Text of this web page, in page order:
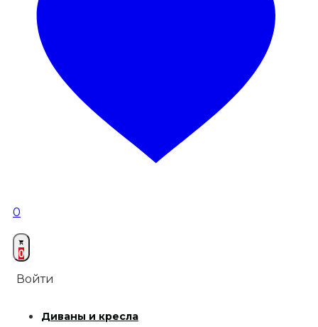
0
0
Войти
Диваны и кресла